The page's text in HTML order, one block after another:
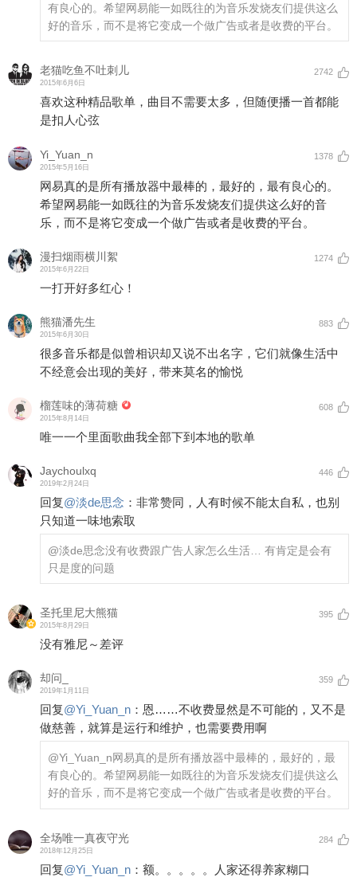
有良心的。希望网易能一如既往的为音乐发烧友们提供这么
好的音乐，而不是将它变成一个做广告或者是收费的平台。
老猫吃鱼不吐刺儿
2015年6月6日
2742
喜欢这种精品歌单，曲目不需要太多，但随便播一首都能
是扣人心弦
Yi_Yuan_n
2015年5月16日
1378
网易真的是所有播放器中最棒的，最好的，最有良心的。
希望网易能一如既往的为音乐发烧友们提供这么好的音
乐，而不是将它变成一个做广告或者是收费的平台。
漫扫烟雨横川絮
2015年6月22日
1274
一打开好多红心！
熊猫潘先生
2015年6月30日
883
很多音乐都是似曾相识却又说不出名字，它们就像生活中
不经意会出现的美好，带来莫名的愉悦
榴莲味的薄荷糖
2015年8月14日
608
唯一一个里面歌曲我全部下到本地的歌单
Jaychoulxq
2019年2月24日
446
回复@淡de思念 ： 非常赞同，人有时候不能太自私，也别
只知道一味地索取
@淡de思念没有收费跟广告人家怎么生活… 有肯定是会有
只是度的问题
圣托里尼大熊猫
2015年8月29日
395
没有雅尼～差评
却问_
2019年1月11日
359
回复@Yi_Yuan_n ： 恩……不收费显然是不可能的，又不是
做慈善，就算是运行和维护，也需要费用啊
@Yi_Yuan_n网易真的是所有播放器中最棒的，最好的，最
有良心的。希望网易能一如既往的为音乐发烧友们提供这么
好的音乐，而不是将它变成一个做广告或者是收费的平台。
全场唯一真夜守光
2018年12月25日
284
回复@Yi_Yuan_n ： 额。。。。。人家还得养家糊口